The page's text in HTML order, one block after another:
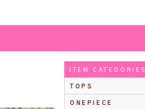
ITEM CATEGORIES
TOPS
ONEPIECE